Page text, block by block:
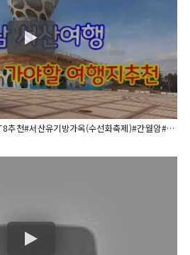
충남서산 꼭 가야할여행지 BEST8추천#서산유기방가옥(수선화축제)#간월암#개심사#버드랜드#해미읍성#부석사#서산마애삼존불#서산보원사지#서산맛집#서산가볼만한곳